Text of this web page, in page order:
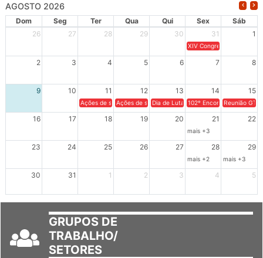
AGOSTO 2026
Dom Seg Ter Qua Qui Sex
Sáb
26
27 28 29 30 31 1
XIV Congresso Brasileiro
2 3 4 5 6 7 8
9 10 11 12 13 14 15
Ações de solidariedade a Cuba no Rio Grande do Sul - 100
Ações de solidariedade a Cuba no Rio Grande do
Dia de Luta em Defesa de Cuba e da
102º Encontro da
Reunião
16 17 18 19 20 21 22
mais +3
23 24 25 26 27 28 29
mais +2 mais +3
30 31 1 2 3 4 5
GRUPOS DE
TRABALHO/
SETORES